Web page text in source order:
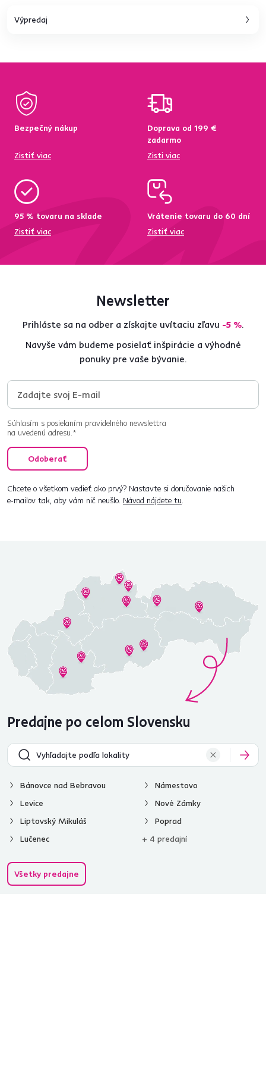
Výpredaj
Bezpečný nákup
Zistiť viac
Doprava od 199 €
zadarmo
Zisti viac
95 % tovaru na sklade
Zistiť viac
Vrátenie tovaru do 60 dní
Zistiť viac
Newsletter
Prihláste sa na odber a získajte uvítaciu zľavu -5 %.
Navyše vám budeme posielať inšpirácie a výhodné
ponuky pre vaše bývanie.
Súhlasím s posielaním pravidelného newslettra
na uvedenú adresu.*
Odoberať
Chcete o všetkom vedieť ako prvý? Nastavte si doručovanie našich
e‑mailov tak, aby vám nič neušlo. Návod nájdete tu.
Predajne po celom Slovensku
Bánovce nad Bebravou
Levice
Liptovský Mikuláš
Lučenec
Námestovo
Nové Zámky
Poprad
+ 4 predajní
Všetky predajne